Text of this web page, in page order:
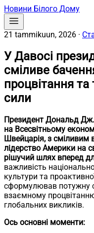
Новини Білого Дому
21 tammikuun, 2026 ·
У Давосі
сміливе
процвітання та
сили
Президент Дональд Дж.
на Всесвітньому
Швейцарія, з сміливим
лідерство Америки на
рішучий шлях вперед
важливість
культури та
сформулював потужну
взаємному
глобальних викликів.
Ось основні моменти: